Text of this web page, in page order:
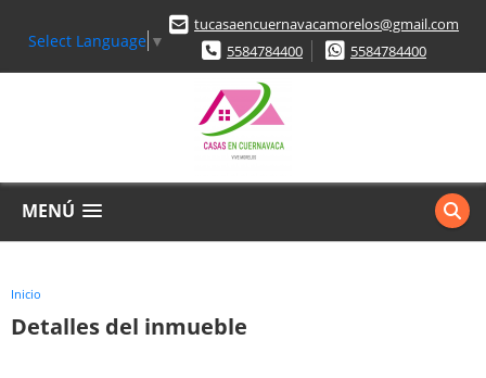
Select Language ▼
tucasaencuernavacamorelos@gmail.com
5584784400
5584784400
MENÚ
Inicio
Detalles del inmueble